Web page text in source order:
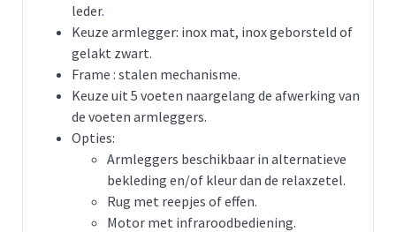
leder.
Keuze armlegger: inox mat, inox geborsteld of
gelakt zwart.
Frame : stalen mechanisme.
Keuze uit 5 voeten naargelang de afwerking van
de voeten armleggers.
Opties:
Armleggers beschikbaar in alternatieve
bekleding en/of kleur dan de relaxzetel.
Rug met reepjes of effen.
Motor met infraroodbediening.